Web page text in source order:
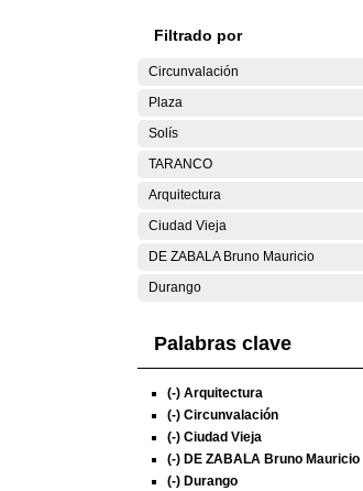
Filtrado por
Circunvalación
Plaza
Solís
TARANCO
Arquitectura
Ciudad Vieja
DE ZABALA Bruno Mauricio
Durango
Palabras clave
(-) Arquitectura
(-) Circunvalación
(-) Ciudad Vieja
(-) DE ZABALA Bruno Mauricio
(-) Durango